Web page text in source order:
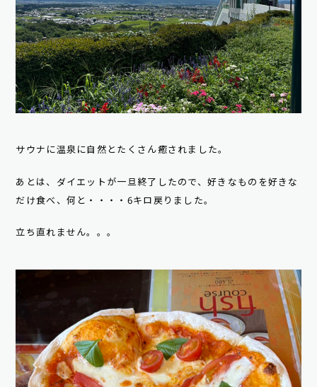
サウナに温泉に自然とたくさん癒されました。
あとは、ダイエットが一旦終了したので、好きなものを好きな
だけ食べ、何と・・・・6キロ戻りました。
立ち直れません。。。